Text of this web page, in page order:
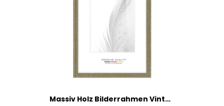
Massiv Holz Bilderrahmen Vintage Retro 30 x 46 cm in Alt-Champagne Barock | inkl. bruchsicherer Anti-Reflex Kunstglasscheibe | Rahmen für Poster | Puzzle | Foto collage DR088